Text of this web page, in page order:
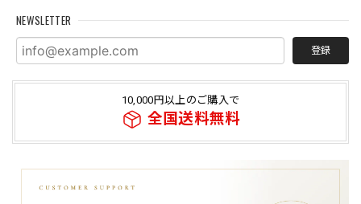
NEWSLETTER
登録
10,000円以上のご購入で
全国送料無料